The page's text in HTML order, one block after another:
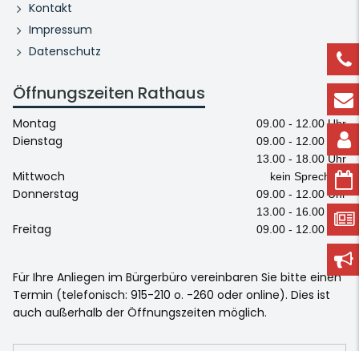
Kontakt
Impressum
Datenschutz
Öffnungszeiten Rathaus
Montag 09.00 - 12.00 Uhr
Dienstag
09.00 - 12.00 Uhr
13.00 - 18.00 Uhr
Mittwoch kein Sprechtag
Donnerstag
09.00 - 12.00 Uhr
13.00 - 16.00 Uhr
Freitag 09.00 - 12.00 Uhr
Für Ihre Anliegen im Bürgerbüro vereinbaren Sie bitte einen
Termin (telefonisch: 915-210 o. -260 oder online). Dies ist
auch außerhalb der Öffnungszeiten möglich.